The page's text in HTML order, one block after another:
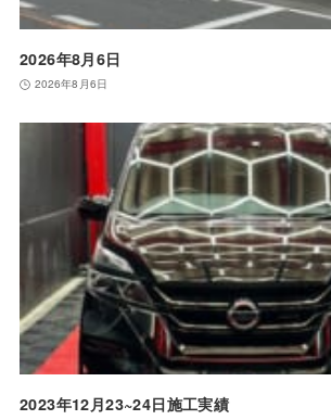
2026年8月6日
2026年8月6日
2023年12月23~24日施工実績